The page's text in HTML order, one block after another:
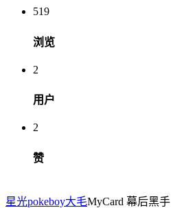
519
浏览
2
用户
2
赞
星光pokeboy大毛MyCard 幕后黑手